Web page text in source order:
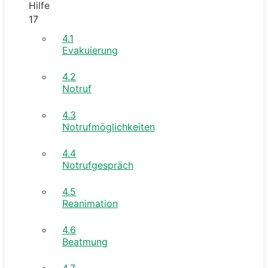
Hilfe
17
4.1
Evakuierung
4.2
Notruf
4.3
Notrufmöglichkeiten
4.4
Notrufgespräch
4.5
Reanimation
4.6
Beatmung